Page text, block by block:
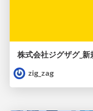
株式会社ジグザグ_新
zig_zag